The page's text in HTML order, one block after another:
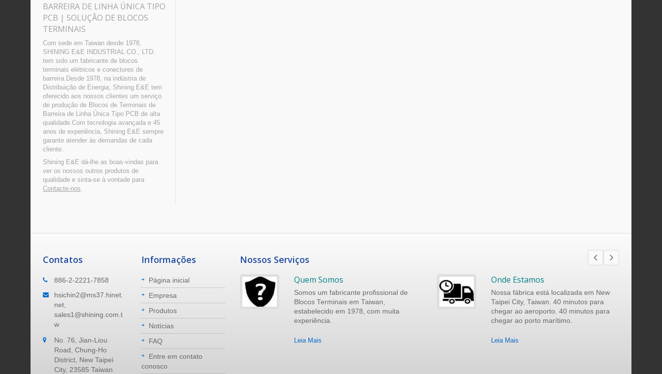
BARREIRA DE LINHA ÚNICA TIPO
PCB | SOLUÇÃO DE BLOCOS
TERMINAIS
Com sede em Taiwan desde 1978,
SHINING E&E INDUSTRIAL CO., LTD.
tem sido um fabricante de blocos
terminais elétricos e conectores de
barreira.Desde 1978, na indústria de
Distribuição de Energia, Shining E&E tem
oferecido aos nossos clientes um serviço
de produção de Blocos de Terminais de
Barreira de Linha Única Tipo PCB de alta
qualidade.Com tecnologia avançada e 45
anos de experiência, Shining E&E sempre
garante atender às demandas de cada
cliente.
Shining E&E dá-lhe as boas-vindas para
ver os nossos outros produtos de
qualidade e sinta-se à vontade para
Contacte-nos.
Contatos
886-2-2221-7858
hsichin2@ms37.hinet.
net,
sales1@shining.com.t
w
No. 76, Jian-Liou
Road, Chung-Ho
District, New Taipei
City, 23585 Taiwan
Informações
Página inicial
Empresa
Produtos
Notícias
FAQ
Entre em contato
conosco
Nossos Serviços
Onde Estamos
Nossa fábrica está localizada em New
Taipei City, Taiwan. 40 minutos para
chegar ao aeroporto. 40 minutos para
chegar ao porto marítimo.
Leia Mais
Quem Somos
Somos um fabricante profissional de
Blocos Terminais em Taiwan,
estabelecido em 1978, com muita
experiência.
Leia Mais
Onde Estamos
Nossa fábrica está localizada em New
Taipei City, Taiwan. 40 minutos para
chegar ao aeroporto. 40 minutos para
chegar ao porto marítimo.
Leia Mais